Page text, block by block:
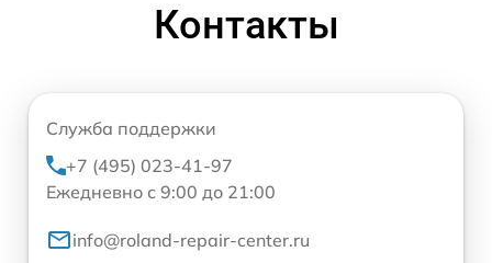
Контакты
Служба поддержки
+7 (495) 023-41-97
Ежедневно с 9:00 до 21:00
info@roland-repair-center.ru